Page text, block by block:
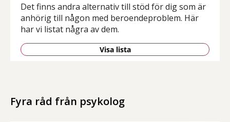
Det finns andra alternativ till stöd för dig som är
anhörig till någon med beroendeproblem. Här
har vi listat några av dem.
Visa lista
Fyra råd från psykolog